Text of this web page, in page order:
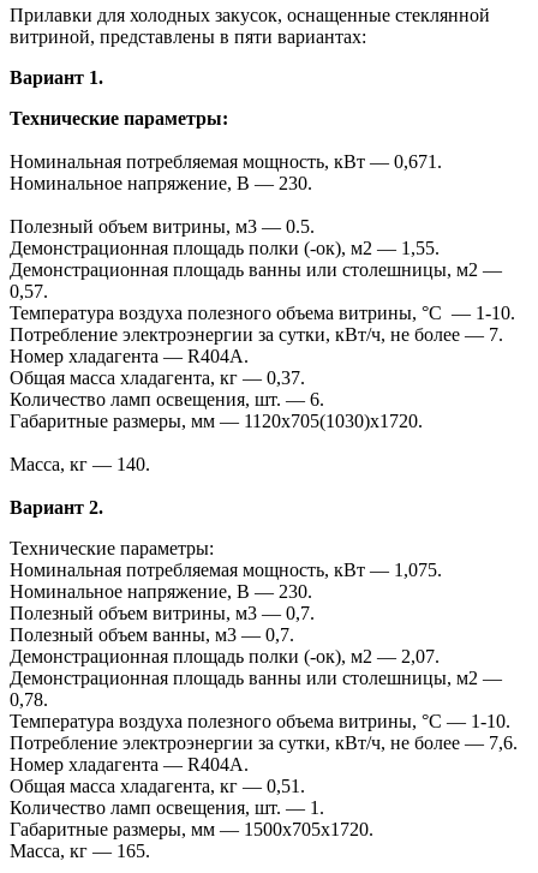
Прилавки для холодных закусок, оснащенные стеклянной
витриной, представлены в пяти вариантах:
Вариант 1.
Технические параметры:
Номинальная потребляемая мощность, кВт — 0,671.
Номинальное напряжение, В — 230.
Полезный объем витрины, м3 — 0.5.
Демонстрационная площадь полки (-ок), м2 — 1,55.
Демонстрационная площадь ванны или столешницы, м2 —
0,57.
Температура воздуха полезного объема витрины, °С — 1-10.
Потребление электроэнергии за сутки, кВт/ч, не более — 7.
Номер хладагента — R404A.
Общая масса хладагента, кг — 0,37.
Количество ламп освещения, шт. — 6.
Габаритные размеры, мм — 1120x705(1030)x1720.
Масса, кг — 140.
Вариант 2.
Технические параметры:
Номинальная потребляемая мощность, кВт — 1,075.
Номинальное напряжение, В — 230.
Полезный объем витрины, м3 — 0,7.
Полезный объем ванны, м3 — 0,7.
Демонстрационная площадь полки (-ок), м2 — 2,07.
Демонстрационная площадь ванны или столешницы, м2 —
0,78.
Температура воздуха полезного объема витрины, °С — 1-10.
Потребление электроэнергии за сутки, кВт/ч, не более — 7,6.
Номер хладагента — R404A.
Общая масса хладагента, кг — 0,51.
Количество ламп освещения, шт. — 1.
Габаритные размеры, мм — 1500x705x1720.
Масса, кг — 165.